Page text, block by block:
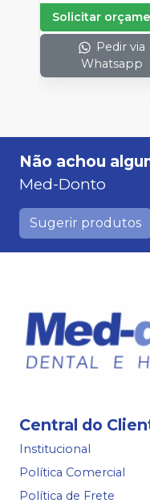
Bicarbonato,
Estofamento em
Couro Legítimo,
Turbina de Alta
Rotação com LED,
Solicitar
Pedir via
Whatsapp
Não achou
Med-Donto
Sugerir produtos
Central do
Institucional
Política Comercial
Política de Frete